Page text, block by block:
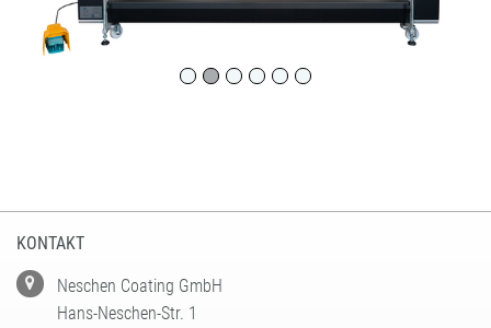
KONTAKT
Neschen Coating GmbH
Hans-Neschen-Str. 1